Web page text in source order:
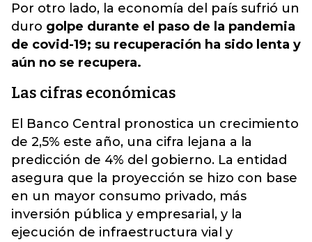
Por otro lado, la economía del país sufrió un
duro golpe durante el paso de la pandemia
de covid-19; su recuperación ha sido lenta y
aún no se recupera.
Las cifras económicas
El Banco Central pronostica un crecimiento
de 2,5% este año, una cifra lejana a la
predicción de 4% del gobierno. La entidad
asegura que la proyección se hizo con base
en un mayor consumo privado, más
inversión pública y empresarial, y la
ejecución de infraestructura vial y